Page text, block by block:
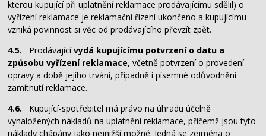
kterou kupující při uplatnění reklamace prodávajícímu sdělil) o
vyřízení reklamace je reklamační řízení ukončeno a kupujícímu
vzniká povinnost si věc od prodávajícího převzít zpět.
4.5. Prodávajícívydá kupujícímu potvrzení o datu a
způsobu vyřízení reklamace, včetně potvrzení o provedení
opravy a době jejího trvání, případně i písemné odůvodnění
zamítnutí reklamace.
4.6. Kupující-spotřebitel má právo na úhradu účelně
vynaložených nákladů na uplatnění reklamace, přičemž jsou tyto
náklady chápány jako nejnižší možné. Jedná se zejména o